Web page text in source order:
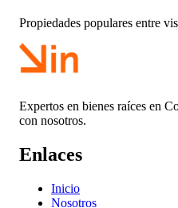
Propiedades populares entre
Expertos en bienes raíces en
con nosotros.
Enlaces
Inicio
Nosotros